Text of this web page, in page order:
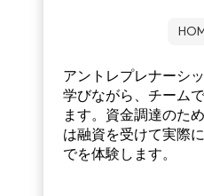
アントレプレナーシ
学びながら、チーム
ます。資金調達のた
は融資を受けて実際
でを体験します。